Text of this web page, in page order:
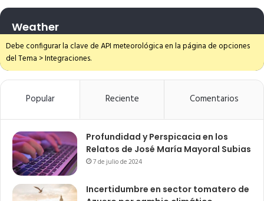
Weather
Debe configurar la clave de API meteorológica en la página de opciones
del Tema > Integraciones.
Popular Reciente Comentarios
Profundidad y Perspicacia en los
Relatos de José María Mayoral Subias
7 de julio de 2024
Incertidumbre en sector tomatero de